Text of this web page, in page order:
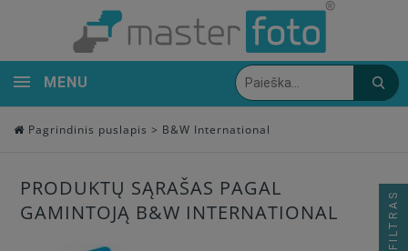
MENU
Pagrindinis puslapis > B&W International
PRODUKTŲ SĄRAŠAS PAGAL
GAMINTOJĄ B&W INTERNATIONAL
FILTRAS